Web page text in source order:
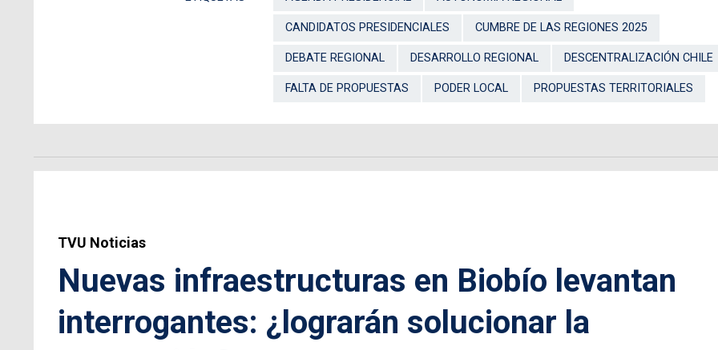
CANDIDATOS PRESIDENCIALES CUMBRE DE LAS REGIONES 2025
DEBATE REGIONAL DESARROLLO REGIONAL DESCENTRALIZACIÓN CHILE
FALTA DE PROPUESTAS PODER LOCAL PROPUESTAS TERRITORIALES
TVU Noticias
Nuevas infraestructuras en Biobío levantan
interrogantes: ¿lograrán solucionar la